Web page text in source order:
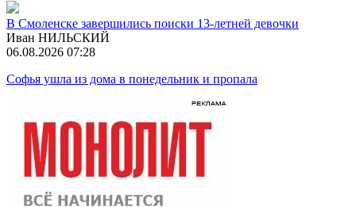
В Смоленске завершились поиски 13-летней девочки
Иван НИЛЬСКИЙ
06.08.2026 07:28
Софья ушла из дома в понедельник и пропала